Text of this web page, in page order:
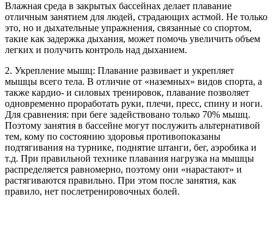
Влажная среда в закрытых бассейнах делает плавание
отличным занятием для людей, страдающих астмой. Не только
это, но и дыхательные упражнения, связанные со спортом,
такие как задержка дыхания, может помочь увеличить объем
легких и получить контроль над дыханием.
2. Укрепление мышц: Плавание развивает и укрепляет
мышцы всего тела. В отличие от «наземных» видов спорта, а
также кардио- и силовых тренировок, плавание позволяет
одновременно проработать руки, плечи, пресс, спину и ноги.
Для сравнения: при беге задействовано только 70% мышц.
Поэтому занятия в бассейне могут послужить альтернативой
тем, кому по состоянию здоровья противопоказаны
подтягивания на турнике, поднятие штанги, бег, аэробика и
т.д. При правильной технике плавания нагрузка на мышцы
распределяется равномерно, поэтому они «нарастают» и
растягиваются правильно. При этом после занятия, как
правило, нет послетренировочных болей.